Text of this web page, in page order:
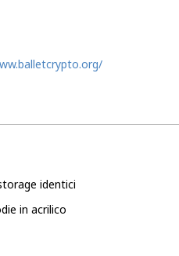
identici
in acrilico